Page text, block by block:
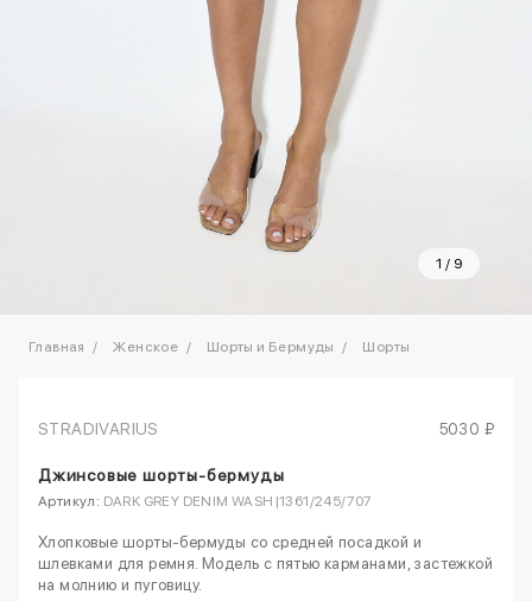
1 / 9
Главная Женское Шорты и Бермуды Шорты
STRADIVARIUS 5030 ₽
Джинсовые шорты-бермуды
Артикул: DARK GREY DENIM WASH|1361/245/707
Хлопковые шорты-бермуды со средней посадкой и
шлевками для ремня. Модель с пятью карманами, застежкой
на молнию и пуговицу.